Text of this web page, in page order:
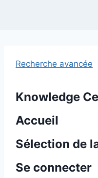
Recherche avancée
Knowledge
Accueil
Sélection de
Se connecter